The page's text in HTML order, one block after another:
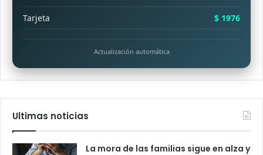
Tarjeta
$ 1976
Actualización automática
Ultimas noticias
La mora de las familias sigue en alza y